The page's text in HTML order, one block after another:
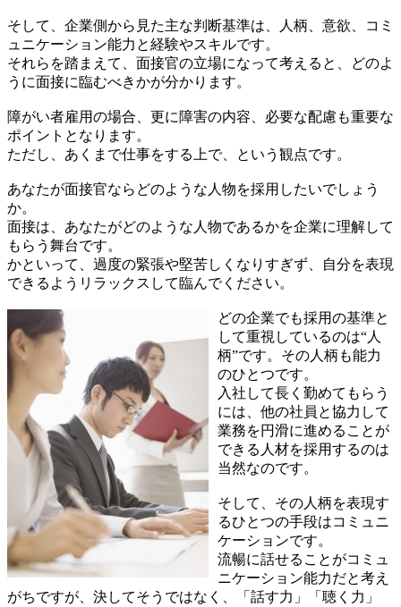
そして、企業側から見た主な判断基準は、人柄、意欲、コミ
ュニケーション能力と経験やスキルです。
それらを踏まえて、面接官の立場になって考えると、どのよ
うに面接に臨むべきかが分かります。
障がい者雇用の場合、更に障害の内容、必要な配慮も重要な
ポイントとなります。
ただし、あくまで仕事をする上で、という観点です。
あなたが面接官ならどのような人物を採用したいでしょう
か。
面接は、あなたがどのような人物であるかを企業に理解して
もらう舞台です。
かといって、過度の緊張や堅苦しくなりすぎず、自分を表現
できるようリラックスして臨んでください。
どの企業でも採用の基準と
して重視しているのは“人
柄”です。その人柄も能力
のひとつです。
入社して長く勤めてもらう
には、他の社員と協力して
業務を円滑に進めることが
できる人材を採用するのは
当然なのです。
そして、その人柄を表現す
るひとつの手段はコミュニ
ケーションです。
流暢に話せることがコミュ
ニケーション能力だと考え
がちですが、決してそうではなく、「話す力」「聴く力」